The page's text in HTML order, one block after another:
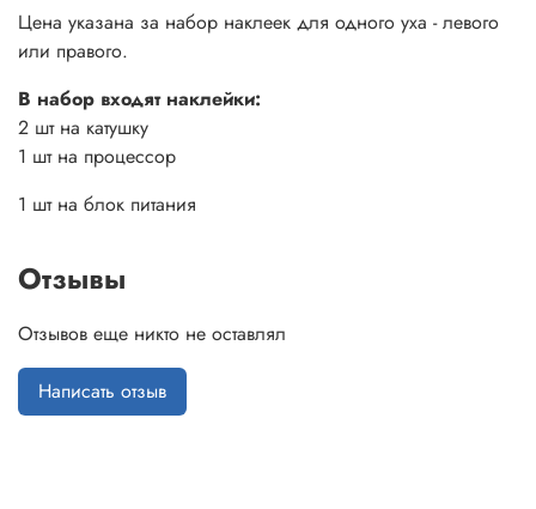
Цена указана за набор наклеек для одного уха - левого
или правого.
В набор входят наклейки:
2 шт на катушку
1 шт на процессор
1 шт на блок питания
Отзывы
Отзывов еще никто не оставлял
Написать отзыв